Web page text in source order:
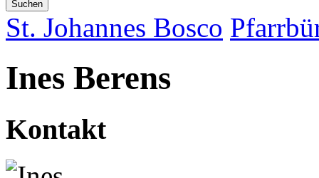
St. Johannes Bosco
Ines Berens
Kontakt